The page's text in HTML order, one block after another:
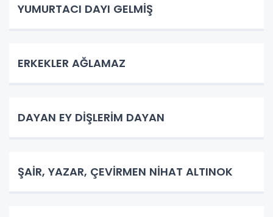
YUMURTACI DAYI GELMİŞ
ERKEKLER AĞLAMAZ
DAYAN EY DİŞLERİM DAYAN
ŞAİR, YAZAR, ÇEVİRMEN NİHAT ALTINOK